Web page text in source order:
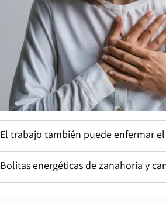
El trabajo también puede enfermar
Bolitas energéticas de zanahoria y